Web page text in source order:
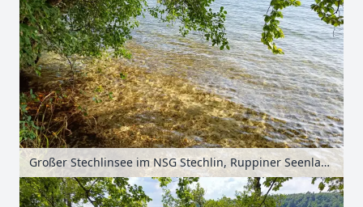
Großer Stechlinsee im NSG Stechlin, Ruppiner Seenland, Brandenburg, Deutschland